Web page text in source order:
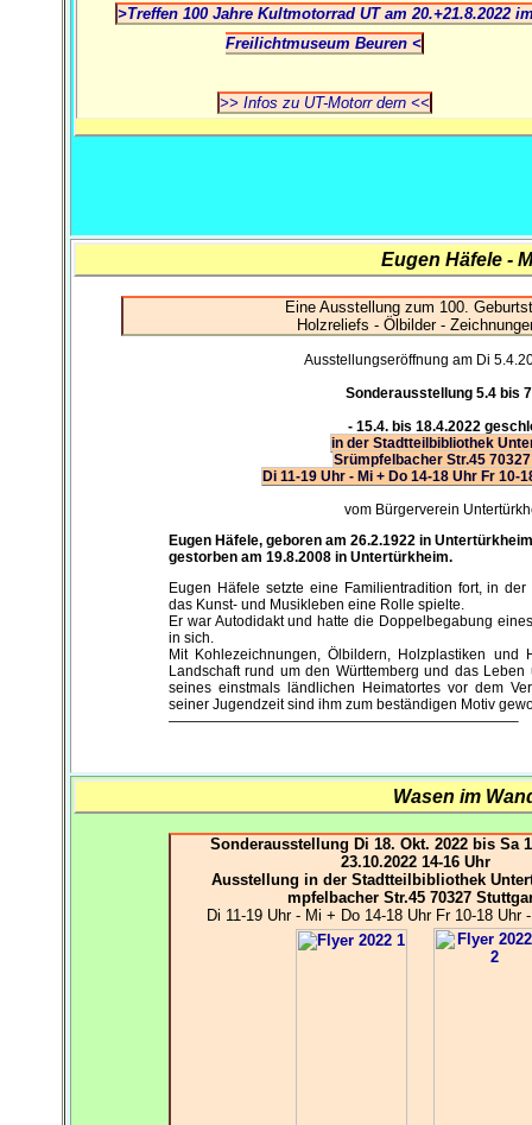
>Treffen 100 Jahre Kultmotorrad UT am 20.+21.8.2022
Freilichtmuseum Beuren <
>> Infos zu UT-Motorr dern <<
Eugen Häfele -
Eine Ausstellung zum 100.
Holzreliefs - Ölbilder -
Ausstellungseröffnung am Di
Sonderausstellung 5.4 bis
- 15.4. bis 18.4.2022
in der Stadtteilbibliothek
Srümpfelbacher Str.45
Di 11-19 Uhr - Mi + Do 14-18 Uhr Fr 10-
vom Bürgerverein
Eugen Häfele, geboren am 26.2.1922 in
gestorben am 19.8.2008 in Untertürkheim.
Eugen Häfele setzte eine Familientradition fort, in
das Kunst- und Musikleben eine Rolle spielte.
Er war Autodidakt und hatte die Doppelbegabung
in sich.
Mit Kohlezeichnungen, Ölbildern, Holzplastiken und
Landschaft rund um den Württemberg und das
seines einstmals ländlichen Heimatortes vor dem
seiner Jugendzeit sind ihm zum beständigen Motiv
————————————————————————–
Wasen im
Sonderausstellung Di 18. Okt. 2022 bis Sa
23.10.2022 14-16 Uhr
Ausstellung in der Stadtteilbibliothek
mpfelbacher Str.45 70327
Di 11-19 Uhr - Mi + Do 14-18 Uhr Fr 10-18 Uhr